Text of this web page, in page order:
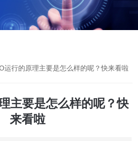
运行的原理主要是怎么样的呢？快来看啦
主要是怎么样的呢？快
来看啦